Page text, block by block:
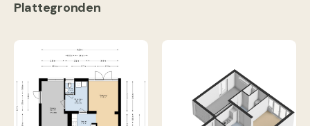
Plattegronden